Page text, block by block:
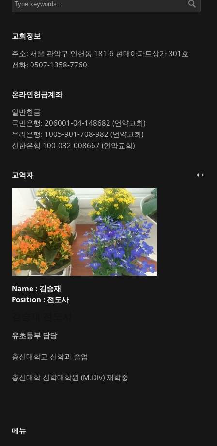
교회정보
주소: 서울 관악구 인헌동 181-6 현대아파트상가 301호
전화: 0507-1358-7760
온라인헌금계좌
일반헌금
국민은행: 206001-04-148682 (언약교회)
우리은행: 1005-901-708-982 (언약교회)
신한은행 100-032-008667 (언약교회)
교역자
Name : 김승재
Position : 전도사
유초등부 담당
총신대학교 신학과 졸업
총신대학 신학대학원 (M.Div) 재학중
메뉴